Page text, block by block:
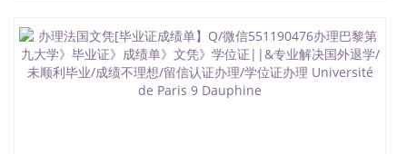
University）圣何塞州立大学结业证（San Jose State
University）圣何塞州立大学结业证（San Jose State
University）圣何塞州立大学结业证（San Jose State
University）圣何塞州立大学学位证（San Jose State